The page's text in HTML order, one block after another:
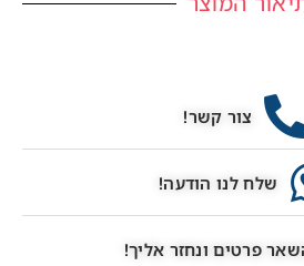
צור קשר!
שלח לנו הודעה!
פרטים ונחזר אליך!